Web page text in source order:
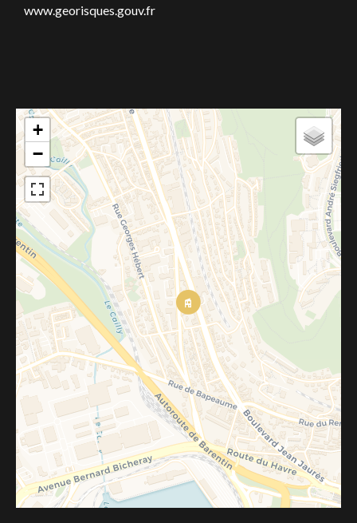
www.georisques.gouv.fr
+
−